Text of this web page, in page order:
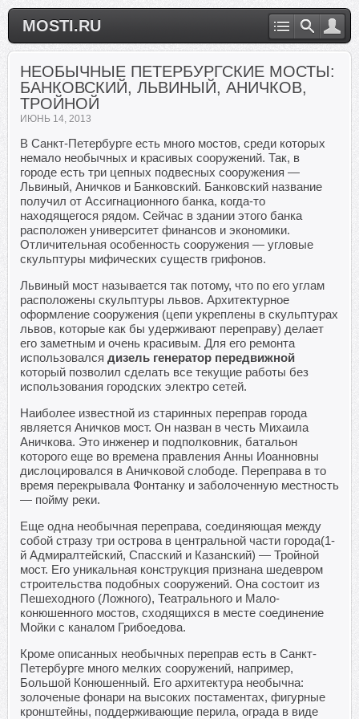
MOSTI.RU
НЕОБЫЧНЫЕ ПЕТЕРБУРГСКИЕ МОСТЫ:
БАНКОВСКИЙ, ЛЬВИНЫЙ, АНИЧКОВ,
ТРОЙНОЙ
ИЮНЬ 14, 2013
В Санкт-Петербурге есть много мостов, среди которых
немало необычных и красивых сооружений. Так, в
городе есть три цепных подвесных сооружения —
Львиный, Аничков и Банковский. Банковский название
получил от Ассигнационного банка, когда-то
находящегося рядом. Сейчас в здании этого банка
расположен университет финансов и экономики.
Отличительная особенность сооружения — угловые
скульптуры мифических существ грифонов.
Львиный мост называется так потому, что по его углам
расположены скульптуры львов. Архитектурное
оформление сооружения (цепи укреплены в скульптурах
львов, которые как бы удерживают переправу) делает
его заметным и очень красивым. Для его ремонта
использовался дизель генератор передвижной
который позволил сделать все текущие работы без
использования городских электро сетей.
Наиболее известной из старинных переправ города
является Аничков мост. Он назван в честь Михаила
Аничкова. Это инженер и подполковник, батальон
которого еще во времена правления Анны Иоанновны
дислоцировался в Аничковой слободе. Переправа в то
время перекрывала Фонтанку и заболоченную местность
— пойму реки.
Еще одна необычная переправа, соединяющая между
собой стразу три острова в центральной части города(1-
й Адмиралтейский, Спасский и Казанский) — Тройной
мост. Его уникальная конструкция признана шедевром
строительства подобных сооружений. Она состоит из
Пешеходного (Ложного), Театрального и Мало-
конюшенного мостов, сходящихся в месте соединение
Мойки с каналом Грибоедова.
Кроме описанных необычных переправ есть в Санкт-
Петербурге много мелких сооружений, например,
Большой Конюшенный. Его архитектура необычна:
золоченые фонари на высоких постаментах, фигурные
кронштейны, поддерживающие перила, ограда в виде